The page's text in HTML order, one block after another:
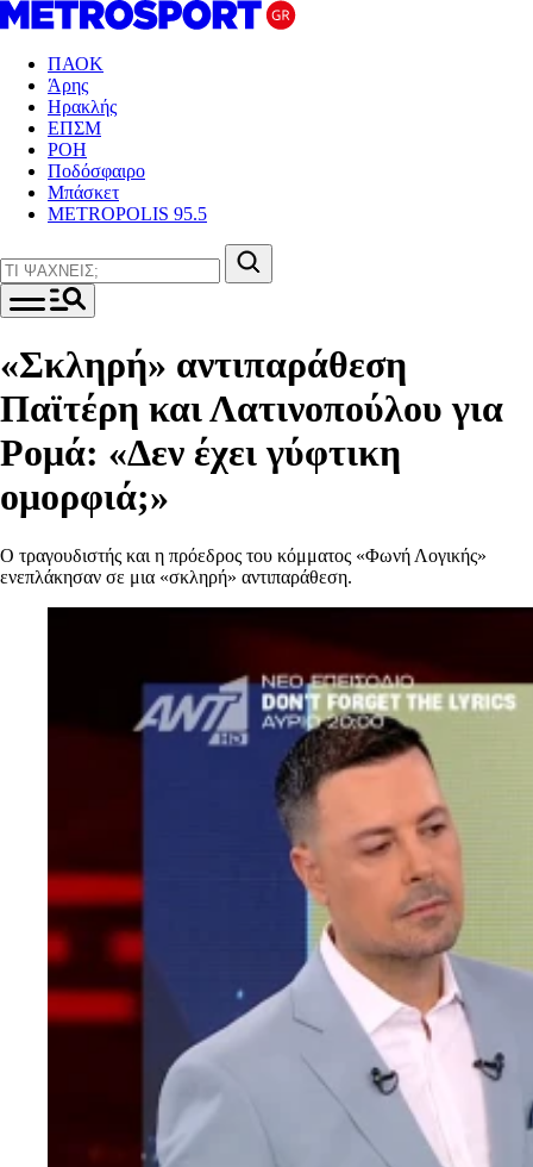
ΠΑΟΚ
Άρης
Ηρακλής
ΕΠΣΜ
ΡΟΗ
Ποδόσφαιρο
Μπάσκετ
METROPOLIS 95.5
«Σκληρή» αντιπαράθεση
Παϊτέρη και Λατινοπούλου για
Ρομά: «Δεν έχει γύφτικη
ομορφιά;»
Ο τραγουδιστής και η πρόεδρος του κόμματος «Φωνή Λογικής»
ενεπλάκησαν σε μια «σκληρή» αντιπαράθεση.